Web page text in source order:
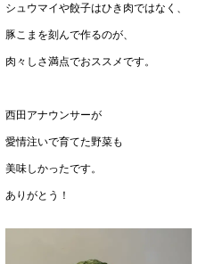
シュウマイや餃子はひき肉ではなく、
豚こまを刻んで作るのが、
肉々しさ満点でおススメです。
西田アナウンサーが
愛情注いで育てた野菜も
美味しかったです。
ありがとう！